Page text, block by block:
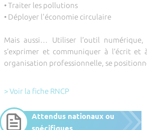
• Traiter les pollutions
• Déployer l'économie circulaire
Mais aussi… Utiliser l’outil numérique,
s’exprimer et communiquer à l’écrit et
organisation professionnelle, se
> Voir la fiche RNCP
Attendus nationaux ou